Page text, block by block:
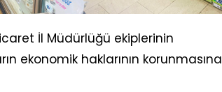
İl Müdürlüğü ekiplerinin
ekonomik haklarının korunmasına